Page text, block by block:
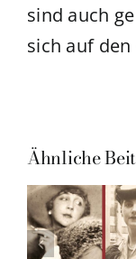
sind auch
sich auf den
Ähnliche